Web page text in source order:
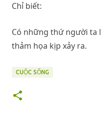
Chỉ biết:
Có những thứ người ta
thảm họa kịp xảy ra.
CUỘC SỐNG